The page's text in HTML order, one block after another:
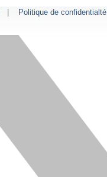
Politique de confidentialté